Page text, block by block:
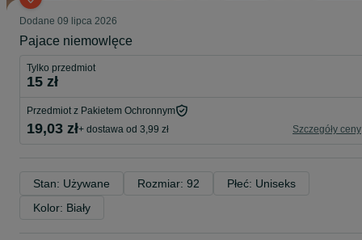
Dodane 09 lipca 2026
Pajace niemowlęce
Tylko przedmiot
15 zł
Przedmiot z Pakietem Ochronnym
19,03 zł+ dostawa od 3,99 zł Szczegóły ceny
Stan: Używane Rozmiar: 92
Płeć: Uniseks
Kolor: Biały